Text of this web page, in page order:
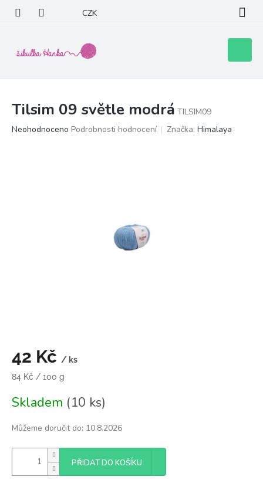
obsah
CZK
košík
Tilsim 09 světle modrá TILSIM09
Průměrné
Neohodnoceno Podrobnosti hodnocení Značka: Himalaya
42 Kč / ks
Měrná
84 Kč / 100 g
Skladem (10 ks)
Můžeme doručit do: 10.8.2026
PŘIDAT DO KOŠÍKU